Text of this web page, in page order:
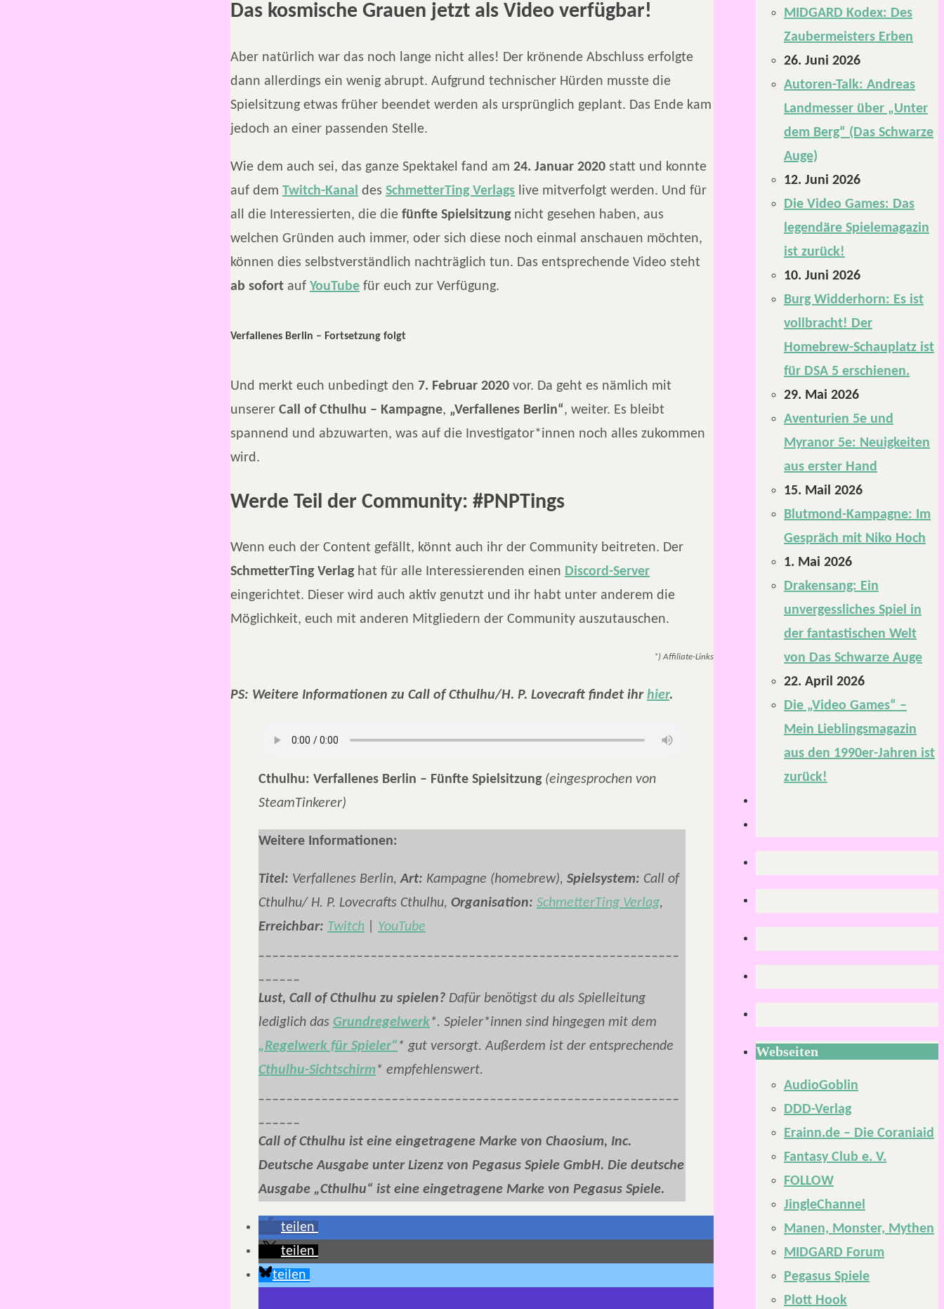
Das kosmische Grauen jetzt als Video verfügbar!
Aber natürlich war das noch lange nicht alles! Der krönende Abschluss erfolgte
dann allerdings ein wenig abrupt. Aufgrund technischer Hürden musste die
Spielsitzung etwas früher beendet werden als ursprünglich geplant. Das Ende kam
jedoch an einer passenden Stelle.
Wie dem auch sei, das ganze Spektakel fand am 24. Januar 2020 statt und konnte
auf dem Twitch-Kanal des SchmetterTing Verlags live mitverfolgt werden. Und für
all die Interessierten, die die fünfte Spielsitzungnicht gesehen haben, aus
welchen Gründen auch immer, oder sich diese noch einmal anschauen möchten,
können dies selbstverständlich nachträglich tun. Das entsprechende Video steht
ab sofort auf YouTube für euch zur Verfügung.
Verfallenes Berlin – Fortsetzung folgt
Und merkt euch unbedingt den 7. Februar 2020 vor. Da geht es nämlich mit
unserer Call of Cthulhu – Kampagne, „Verfallenes Berlin“, weiter. Es bleibt
spannend und abzuwarten, was auf die Investigator*innen noch alles zukommen
wird.
Werde Teil der Community: #PNPTings
Wenn euch der Content gefällt, könnt auch ihr der Community beitreten. Der
SchmetterTing Verlaghat für alle Interessierenden einen Discord-Server
eingerichtet. Dieser wird auch aktiv genutzt und ihr habt unter anderem die
Möglichkeit, euch mit anderen Mitgliedern der Community auszutauschen.
*) Affiliate-Links
PS: Weitere Informationen zu Call of Cthulhu/H. P. Lovecraft findet ihr hier.
Cthulhu: Verfallenes Berlin – Fünfte Spielsitzung (eingesprochen von
SteamTinkerer)
Weitere Informationen:
Titel: Verfallenes Berlin,Art: Kampagne (homebrew), Spielsystem: Call of
Cthulhu/ H. P. Lovecrafts Cthulhu, Organisation: SchmetterTing Verlag,
Erreichbar: Twitch
YouTube
Lust, Call of Cthulhu zu spielen? Dafür benötigst du als Spielleitung
lediglich das Grundregelwerk*. Spieler*innen sind hingegen mit dem
„Regelwerk für Spieler“ * gut versorgt. Außerdem ist der entsprechende
Cthulhu-Sichtschirm * empfehlenswert.
Call of Cthulhu ist eine eingetragene Marke von Chaosium, Inc.
Deutsche Ausgabe unter Lizenz von Pegasus Spiele GmbH. Die deutsche
Ausgabe „Cthulhu“ ist eine eingetragene Marke von Pegasus Spiele.
teilen
teilen
teilen
MIDGARD Kodex: Des
Zaubermeisters Erben
26. Juni 2026
Autoren-Talk: Andreas
Landmesser über „Unter
dem Berg“ (Das Schwarze
Auge)
12. Juni 2026
Die Video Games: Das
legendäre Spielemagazin
ist zurück!
10. Juni 2026
Burg Widderhorn: Es ist
vollbracht! Der
Homebrew-Schauplatz ist
für DSA 5 erschienen.
29. Mai 2026
Aventurien 5e und
Myranor 5e: Neuigkeiten
aus erster Hand
15. Mail 2026
Blutmond-Kampagne: Im
Gespräch mit Niko Hoch
1. Mai 2026
Drakensang: Ein
unvergessliches Spiel in
der fantastischen Welt
von Das Schwarze Auge
22. April 2026
Die „Video Games“ –
Mein Lieblingsmagazin
aus den 1990er-Jahren ist
zurück!
Webseiten
AudioGoblin
DDD-Verlag
Erainn.de – Die Coraniaid
Fantasy Club e. V.
FOLLOW
JingleChannel
Manen, Monster, Mythen
MIDGARD Forum
Pegasus Spiele
Plott Hook